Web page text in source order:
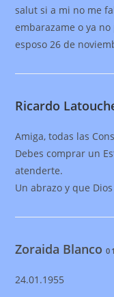
salut si a mi no me
embarazame o ya
esposo 26 de
Ricardo
Amiga, todas las
Debes comprar un
atenderte.
Un abrazo y que
Zoraida Blanco
24.01.1955